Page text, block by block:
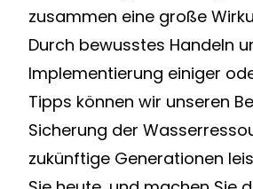
zusammen eine große
Durch bewusstes Handeln
Implementierung einiger
Tipps können wir unseren
Sicherung der
zukünftige Generationen